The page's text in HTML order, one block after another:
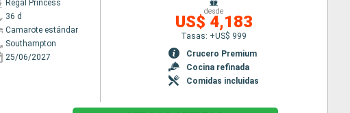
Regal Princess
36 d
Camarote estándar
Southampton
25/06/2027
desde
US$ 4,183
Tasas: +US$ 999
Crucero Premium
Cocina refinada
Comidas incluidas